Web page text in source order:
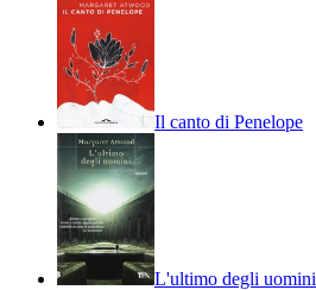
Il canto di Penelope
L'ultimo degli uomini